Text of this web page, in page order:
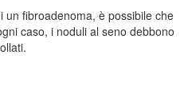
un fibroadenoma, è possibile che
caso, i noduli al seno debbono